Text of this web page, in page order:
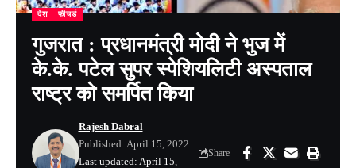
देश फीचर्ड
गुजरात : प्रधानमंत्री मोदी ने भुज में
के.के. पटेल सुपर स्पेशियलिटी अस्पताल
राष्ट्र को समर्पित किया
Last updated: April 15,
Rajesh Dabral
Published: April 15, 2022
Share